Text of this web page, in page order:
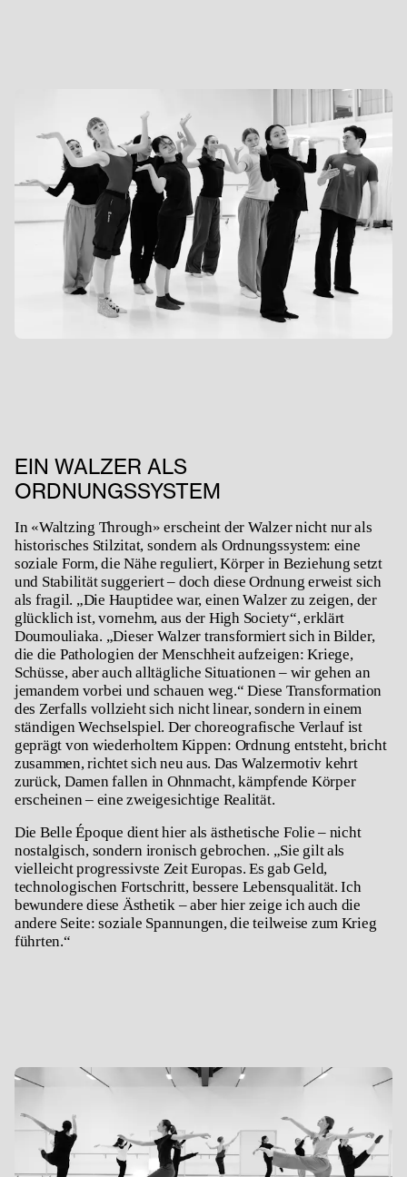
EIN WALZER ALS
ORDNUNGSSYSTEM
In «Waltzing Through» erscheint der Walzer nicht nur als
historisches Stilzitat, sondern als Ordnungssystem: eine
soziale Form, die Nähe reguliert, Körper in Beziehung setzt
und Stabilität suggeriert – doch diese Ordnung erweist sich
als fragil. „Die Hauptidee war, einen Walzer zu zeigen, der
glücklich ist, vornehm, aus der High Society“, erklärt
Doumouliaka. „Dieser Walzer transformiert sich in Bilder,
die die Pathologien der Menschheit aufzeigen: Kriege,
Schüsse, aber auch alltägliche Situationen – wir gehen an
jemandem vorbei und schauen weg.“ Diese Transformation
des Zerfalls vollzieht sich nicht linear, sondern in einem
ständigen Wechselspiel. Der choreografische Verlauf ist
geprägt von wiederholtem Kippen: Ordnung entsteht, bricht
zusammen, richtet sich neu aus. Das Walzermotiv kehrt
zurück, Damen fallen in Ohnmacht, kämpfende Körper
erscheinen – eine zweigesichtige Realität.
Die Belle Époque dient hier als ästhetische Folie – nicht
nostalgisch, sondern ironisch gebrochen. „Sie gilt als
vielleicht progressivste Zeit Europas. Es gab Geld,
technologischen Fortschritt, bessere Lebensqualität. Ich
bewundere diese Ästhetik – aber hier zeige ich auch die
andere Seite: soziale Spannungen, die teilweise zum Krieg
führten.“